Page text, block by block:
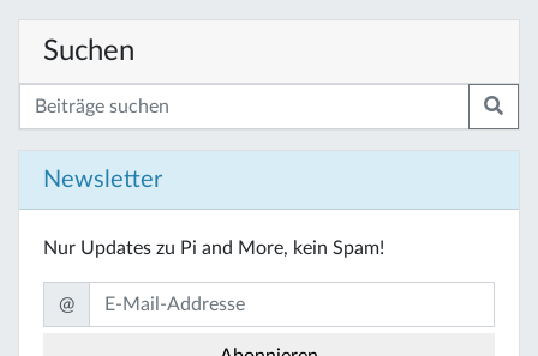
Suchen
Newsletter
Nur Updates zu Pi and More, kein Spam!
@